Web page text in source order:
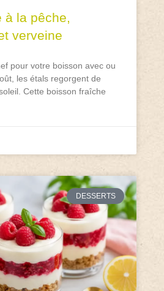
à la pêche,
verveine
pour votre boisson avec ou
les étals regorgent de
Cette boisson fraîche
DESSERTS